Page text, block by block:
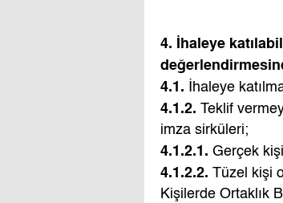
4. İhaleye
4.1. İhaleye
4.1.2. Teklif
imza sirküleri;
4.1.2.1. Gerçek
4.1.2.2. Tüzel kişi
Kişilerde Ortaklık